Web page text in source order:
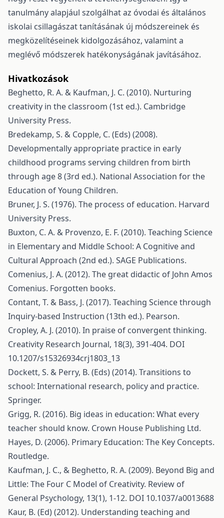
tanulmány alapjául szolgálhat az óvodai és általános
iskolai csillagászat tanításának új módszereinek és
megközelítéseinek kidolgozásához, valamint a
meglévő módszerek hatékonyságának javításához.
Hivatkozások
Beghetto, R. A. & Kaufman, J. C. (2010). Nurturing
creativity in the classroom (1st ed.). Cambridge
University Press.
Bredekamp, S. & Copple, C. (Eds) (2008).
Developmentally appropriate practice in early
childhood programs serving children from birth
through age 8 (3rd ed.). National Association for the
Education of Young Children.
Bruner, J. S. (1976). The process of education. Harvard
University Press.
Buxton, C. A. & Provenzo, E. F. (2010). Teaching Science
in Elementary and Middle School: A Cognitive and
Cultural Approach (2nd ed.). SAGE Publications.
Comenius, J. A. (2012). The great didactic of John Amos
Comenius. Forgotten books.
Contant, T. & Bass, J. (2017). Teaching Science through
Inquiry-based Instruction (13th ed.). Pearson.
Cropley, A. J. (2010). In praise of convergent thinking.
Creativity Research Journal, 18(3), 391-404. DOI
10.1207/s15326934crj1803_13
Dockett, S. & Perry, B. (Eds) (2014). Transitions to
school: International research, policy and practice.
Springer.
Grigg, R. (2016). Big ideas in education: What every
teacher should know. Crown House Publishing Ltd.
Hayes, D. (2006). Primary Education: The Key Concepts.
Routledge.
Kaufman, J. C., & Beghetto, R. A. (2009). Beyond Big and
Little: The Four C Model of Creativity. Review of
General Psychology, 13(1), 1-12. DOI 10.1037/a0013688
Kaur, B. (Ed) (2012). Understanding teaching and